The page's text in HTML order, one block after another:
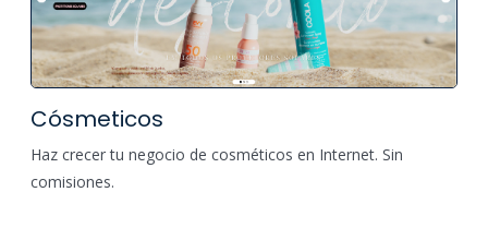
Cósmeticos
Haz crecer tu negocio de cosméticos en Internet. Sin
comisiones.